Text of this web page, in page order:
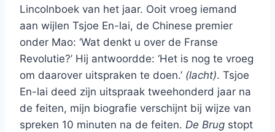
Lincolnboek van het jaar. Ooit vroeg iemand
aan wijlen Tsjoe En-lai, de Chinese premier
onder Mao: ‘Wat denkt u over de Franse
Revolutie?’ Hij antwoordde: ‘Het is nog te vroeg
om daarover uitspraken te doen.’ (lacht). Tsjoe
En-lai deed zijn uitspraak tweehonderd jaar na
de feiten, mijn biografie verschijnt bij wijze van
spreken 10 minuten na de feiten. De Brug stopt